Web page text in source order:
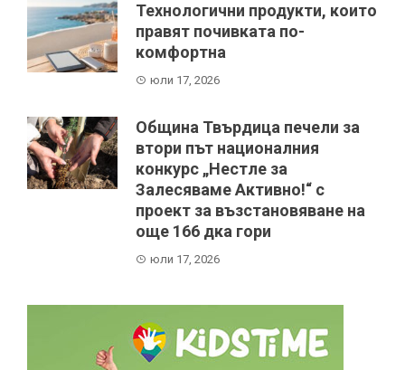
Технологични продукти, които
правят почивката по-
комфортна
юли 17, 2026
Община Твърдица печели за
втори път националния
конкурс „Нестле за
Залесяваме Активно!“ с
проект за възстановяване на
още 166 дка гори
юли 17, 2026